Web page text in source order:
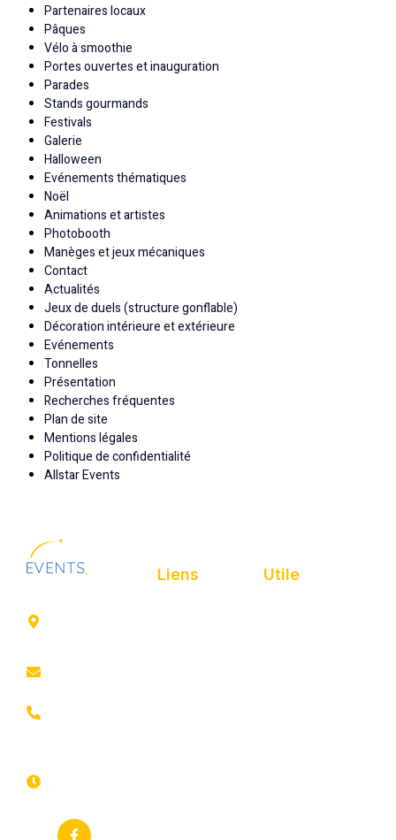
Partenaires locaux
Pâques
Vélo à smoothie
Portes ouvertes et inauguration
Parades
Stands gourmands
Festivals
Galerie
Halloween
Evénements thématiques
Noël
Animations et artistes
Photobooth
Manèges et jeux mécaniques
Contact
Actualités
Jeux de duels (structure gonflable)
Décoration intérieure et extérieure
Evénements
Tonnelles
Présentation
Recherches fréquentes
Plan de site
Mentions légales
Politique de confidentialité
Allstar Events
Liens
Utile